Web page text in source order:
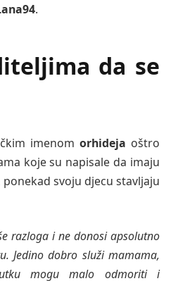
.
da se
imenom orhideja oštro
koje su napisale da imaju
svoju djecu stavljaju
razloga i ne donosi apsolutno
Jedino dobro služi mamama,
mogu malo odmoriti i